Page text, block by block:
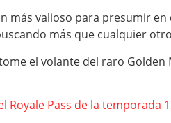
más valioso para presumir
más que cualquier
el volante del raro Golden
Royale Pass de la temporada